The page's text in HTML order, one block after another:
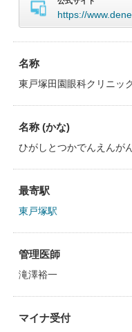
https://
名称
東戸塚田園眼科クリニッ
名称 (かな)
ひがしとつかでんえんが
最寄駅
東戸塚駅
管理医師
滝澤裕一
マイナ受付